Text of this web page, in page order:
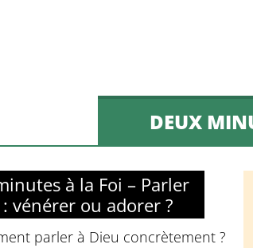
DEUX
à la Foi – Parler
vénérer ou adorer ?
parler à Dieu concrètement ?